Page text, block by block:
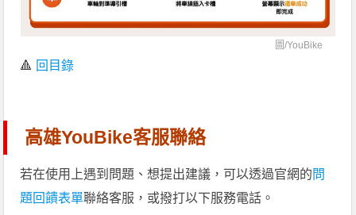
圖/YouBike
🔺 回目錄
高雄YouBike客服聯絡
若在使用上遇到問題、想提出建議，可以透過官網的問
題回饋表單聯絡客服，或撥打以下服務電話。